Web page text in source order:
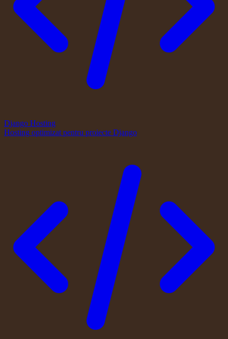
Django Hosting
Hosting optimizat pentru proiecte Django